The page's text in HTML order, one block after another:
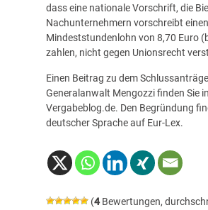
dass eine nationale Vorschrift, die
Nachunternehmern vorschreibt
Mindeststundenlohn von 8,70 Euro
zahlen, nicht gegen Unionsrecht
Einen Beitrag zu dem
Generalanwalt Mengozzi finden Sie
Vergabeblog.de. Den Begründung
deutscher Sprache auf Eur-Lex.
(4Bewertungen,